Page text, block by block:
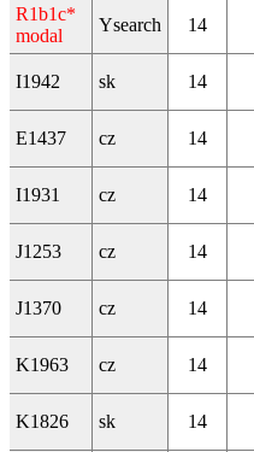
R1b1c*
modal
Ysearch 14
I1942 sk 14
E1437 cz 14
I1931 cz 14
J1253 cz 14
J1370 cz 14
K1963 cz 14
K1826 sk 14